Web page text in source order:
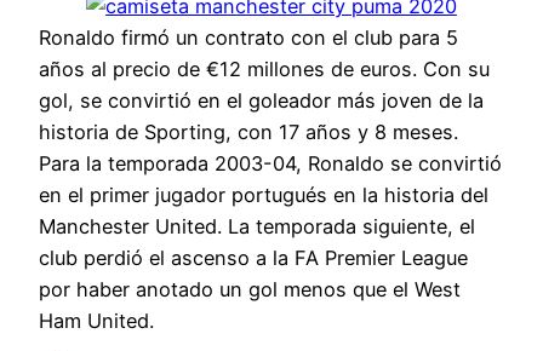
Ronaldo firmó un contrato con el club para 5
años al precio de €12 millones de euros. Con su
gol, se convirtió en el goleador más joven de la
historia de Sporting, con 17 años y 8 meses.
Para la temporada 2003-04, Ronaldo se convirtió
en el primer jugador portugués en la historia del
Manchester United. La temporada siguiente, el
club perdió el ascenso a la FA Premier League
por haber anotado un gol menos que el West
Ham United.